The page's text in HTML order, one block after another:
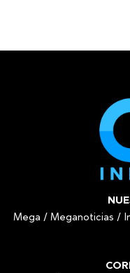
Mega / Meganoticias /